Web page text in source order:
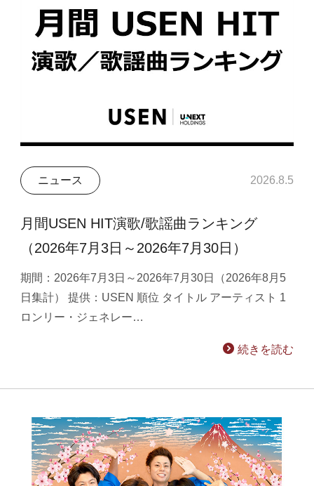
ニュース 2026.8.5
月間USEN HIT演歌/歌謡曲ランキング
（2026年7月3日～2026年7月30日）
期間：2026年7月3日～2026年7月30日（2026年8月5
日集計） 提供：USEN 順位 タイトル アーティスト 1
ロンリー・ジェネレー…
続きを読む